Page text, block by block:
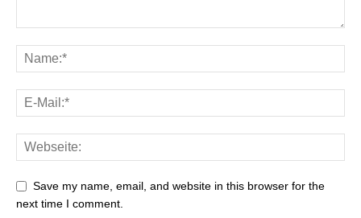
Save my name, email, and website in this browser for the
next time I comment.